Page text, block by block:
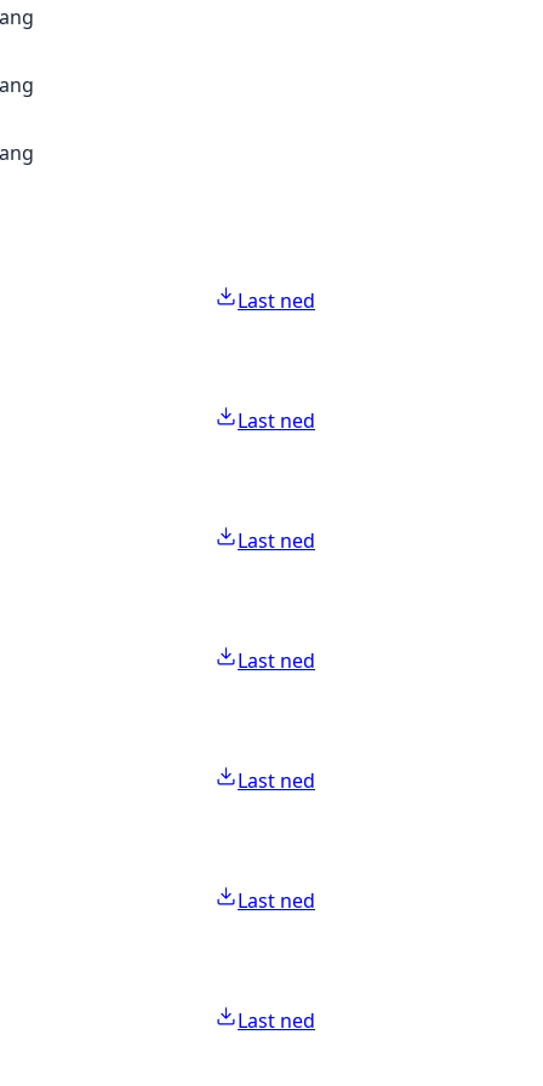
Last ned
Last ned
Last ned
Last ned
Last ned
Last ned
Last ned